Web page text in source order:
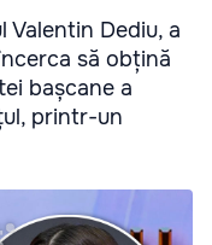
Valentin Dediu, a
să obțină
bașcane a
printr-un